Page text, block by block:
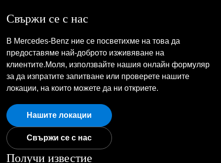
Свържи се с нас
В Mercedes-Benz ние се посветихме на това да
предоставяме най-доброто изживяване на
клиентите.Моля, използвайте нашия онлайн формуляр
за да изпратите запитване или проверете нашите
локации, на които можете да ни откриете.
Нашите локации
Свържи се с нас
Получи известие